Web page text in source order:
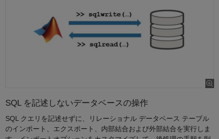
SQL を記述しないデータベースの操作
SQL クエリを記述せずに、リレーショナル データベース テーブル
のインポート、エクスポート、内部結合および外部結合を実行しま